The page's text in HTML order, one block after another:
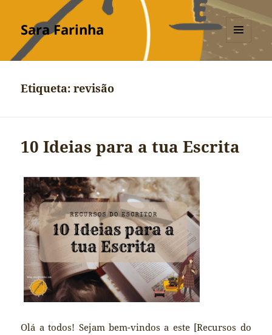
Sara Farinha
MENU
Etiqueta:revisão
10 Ideias para a tua Escrita
Olá a todos! Sejam bem-vindos a este [Recursos do